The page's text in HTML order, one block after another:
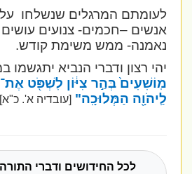
לעומתם המרגלים שנשלחו על
אנשים –חכמים- צנועים עושים
נאמנה- ממש משימת קודש.
יהי רצון ודברי הנביא יתגשמו
מֽוֹשִׁעִים֙ בְּהַ֣ר צִיּ֔וֹן לִשְׁפֹּ֖ט אֶת־
לַֽיהֹוָ֖ה הַמְּלוּכָֽה"[עובדיה א'. כ"א]
לכל החידושים ודברי התורה ל